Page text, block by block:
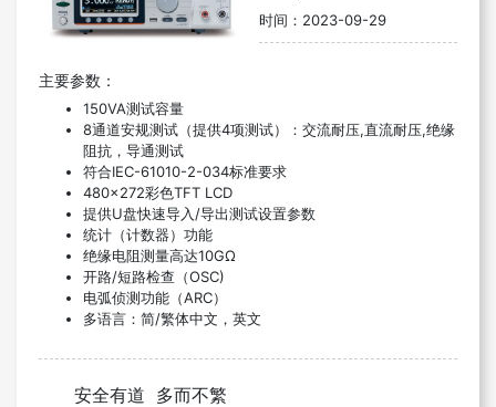
时间： 2023-09-29
主要参数：
150VA测试容量
8通道安规测试（提供4项测试）：交流耐压,直流耐压,绝缘
阻抗，导通测试
符合IEC-61010-2-034标准要求
480×272彩色TFT LCD
提供U盘快速导入/导出测试设置参数
统计（计数器）功能
绝缘电阻测量高达10GΩ
开路/短路检查（OSC)
电弧侦测功能（ARC）
多语言：简/繁体中文，英文
安全有道 多而不繁